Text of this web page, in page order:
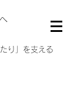
り」を支える